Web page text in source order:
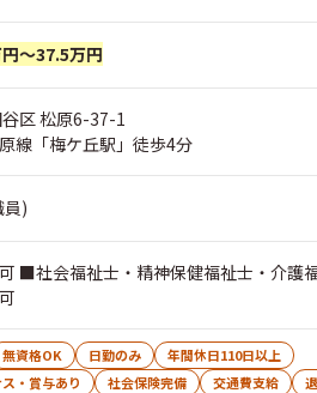
～37.5万円
区 松原6-37-1
線「梅ケ丘駅」徒歩4分
員)
■社会福祉士・精神保健福祉士・介護
無資格OK 日勤のみ
年間休日110日以上
・賞与あり 社会保険完備 交通費支給